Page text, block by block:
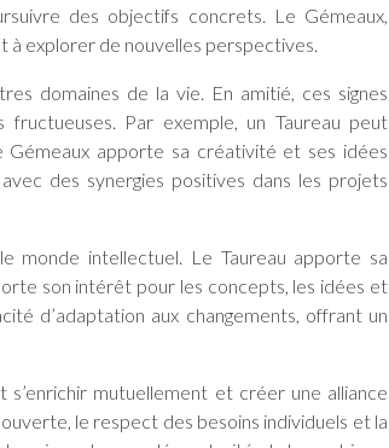
des objectifs concrets. Le Gémeaux,
à explorer de nouvelles perspectives.
domaines de la vie. En amitié, ces signes
Par exemple, un Taureau peut
apporte sa créativité et ses idées
des synergies positives dans les projets
monde intellectuel. Le Taureau apporte sa
son intérêt pour les concepts, les idées et
d’adaptation aux changements, offrant un
mutuellement et créer une alliance
le respect des besoins individuels et la